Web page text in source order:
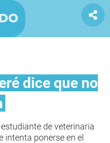
dice que no
de veterinaria
intenta ponerse en el